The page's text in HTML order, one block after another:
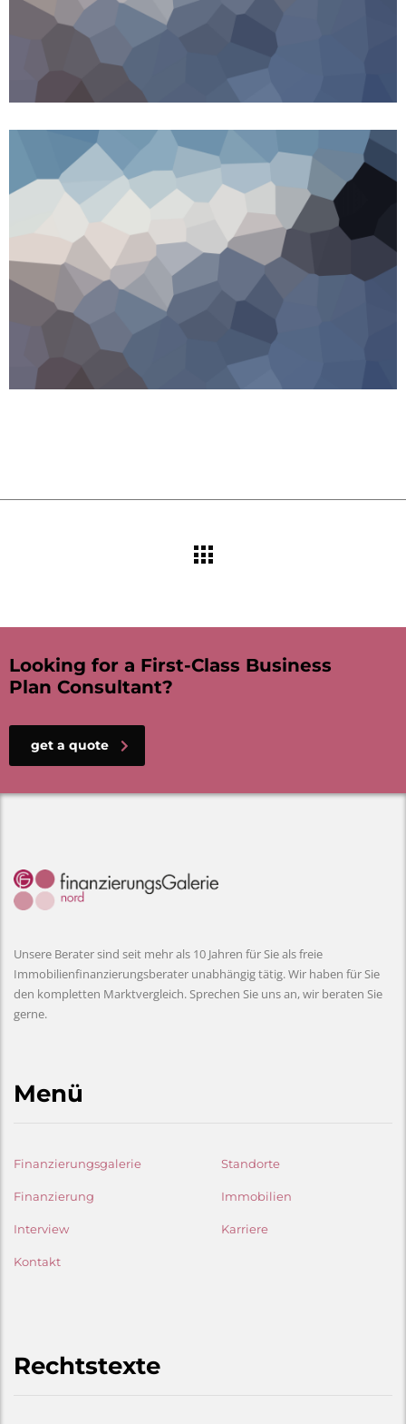
Looking for a First-Class Business
Plan Consultant?
get a quote
Unsere Berater sind seit mehr als 10 Jahren für Sie als freie
Immobilienfinanzierungsberater unabhängig tätig. Wir haben für Sie
den kompletten Marktvergleich. Sprechen Sie uns an, wir beraten Sie
gerne.
Menü
Finanzierungsgalerie Standorte
Finanzierung Immobilien
Interview Karriere
Kontakt
Rechtstexte